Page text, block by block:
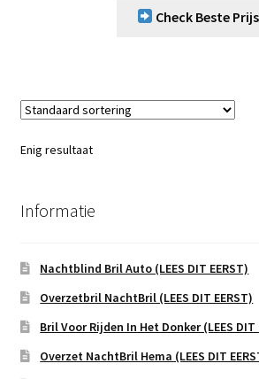
Check Beste Prijs
Enig resultaat
Informatie
Nachtblind Bril Auto (LEES DIT EERST)
Overzetbril NachtBril (LEES DIT EERST)
Bril Voor Rijden In Het Donker (LEES DIT
Overzet NachtBril Hema (LEES DIT